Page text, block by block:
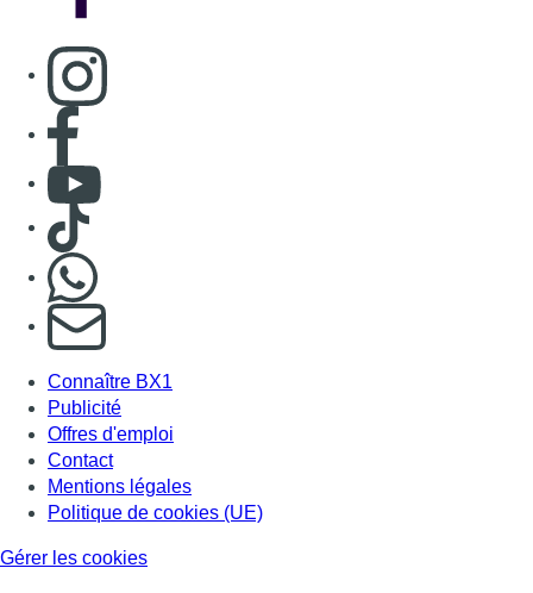
Consulter page Instagram
Consulter page Facebook
Consulter Youtube
Consulter TikTok
S'abonner à notre newsletter
Connaître BX1
Publicité
Offres d'emploi
Contact
Mentions légales
Politique de cookies (UE)
Gérer les cookies